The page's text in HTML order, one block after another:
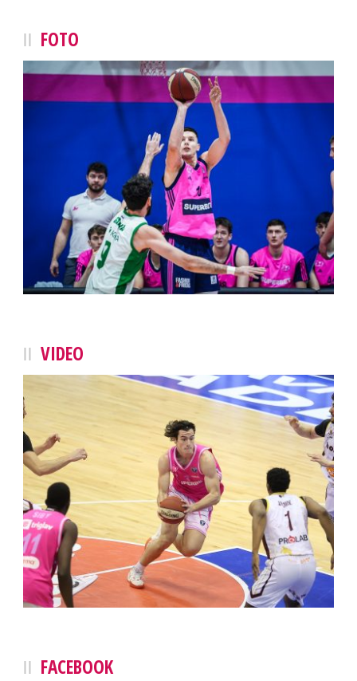
FOTO
VIDEO
FACEBOOK